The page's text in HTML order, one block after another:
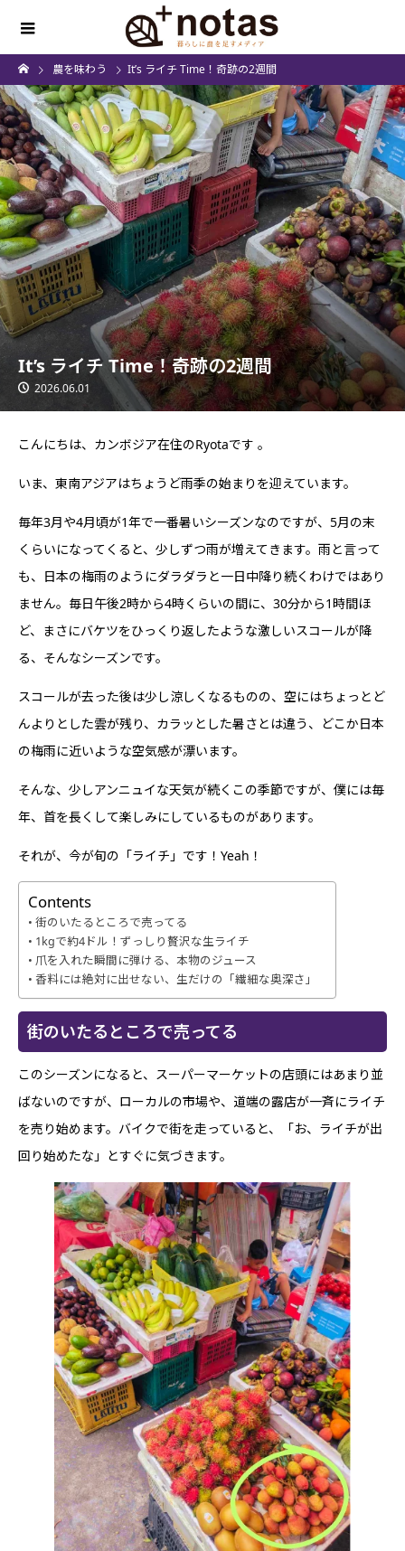
農を味わう It’s ライチ Time！奇跡の2週間
It’s ライチ Time！奇跡の2週間
2026.06.01
こんにちは、カンボジア在住のRyotaです 。
いま、東南アジアはちょうど雨季の始まりを迎えています。
毎年3月や4月頃が1年で一番暑いシーズンなのですが、5月の末
くらいになってくると、少しずつ雨が増えてきます。雨と言って
も、日本の梅雨のようにダラダラと一日中降り続くわけではあり
ません。毎日午後2時から4時くらいの間に、30分から1時間ほ
ど、まさにバケツをひっくり返したような激しいスコールが降
る、そんなシーズンです。
スコールが去った後は少し涼しくなるものの、空にはちょっとど
んよりとした雲が残り、カラッとした暑さとは違う、どこか日本
の梅雨に近いような空気感が漂います。
そんな、少しアンニュイな天気が続くこの季節ですが、僕には毎
年、首を長くして楽しみにしているものがあります。
それが、今が旬の「ライチ」です！Yeah！
Contents
街のいたるところで売ってる
1kgで約4ドル！ずっしり贅沢な生ライチ
爪を入れた瞬間に弾ける、本物のジュース
香料には絶対に出せない、生だけの「繊細な奥深さ」
街のいたるところで売ってる
このシーズンになると、スーパーマーケットの店頭にはあまり並
ばないのですが、ローカルの市場や、道端の露店が一斉にライチ
を売り始めます。バイクで街を走っていると、「お、ライチが出
回り始めたな」とすぐに気づきます。